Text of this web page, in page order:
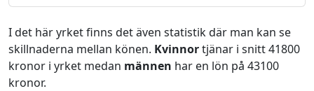
I det här yrket finns det även statistik där man kan se
skillnaderna mellan könen. Kvinnortjänar i snitt 41800
kronor i yrket medan männen har en lön på 43100
kronor.